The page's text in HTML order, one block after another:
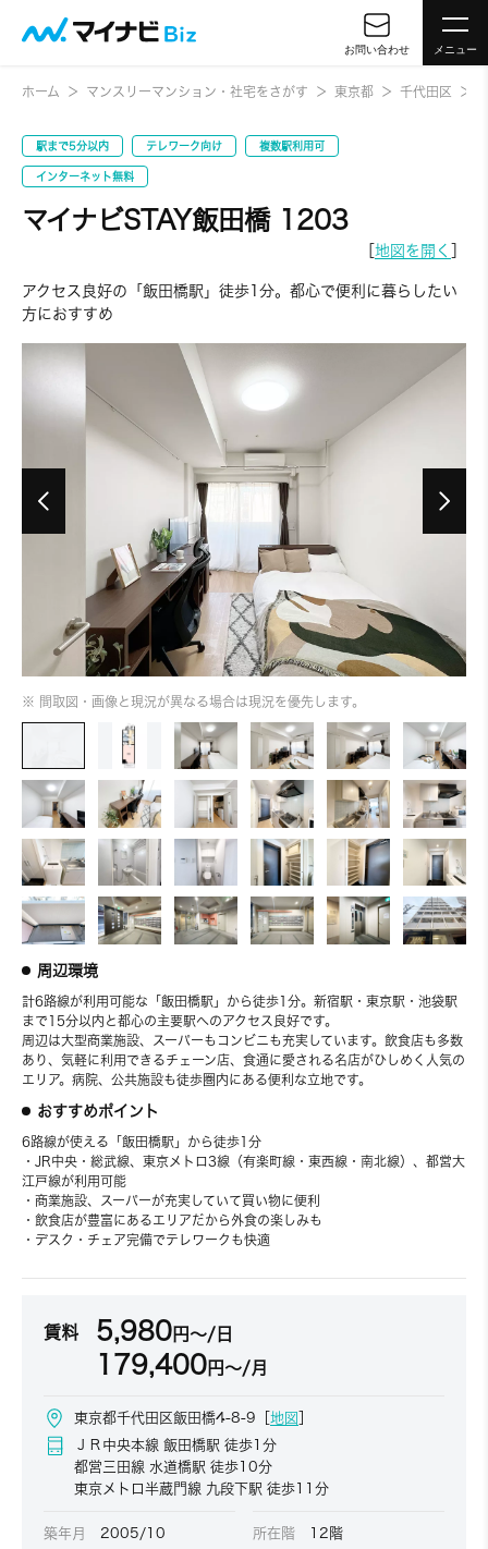
お問い合わせ メニュー
ホーム マンスリーマンション・社宅をさがす 東京都 千代田区
駅まで5分以内 テレワーク向け 複数駅利用可
インターネット無料
マイナビSTAY飯田橋 1203
地図を開く
アクセス良好の「飯田橋駅」徒歩1分。都心で便利に暮らしたい
方におすすめ
※ 間取図・画像と現況が異なる場合は現況を優先します。
周辺環境
計6路線が利用可能な「飯田橋駅」から徒歩1分。新宿駅・東京駅・池袋駅
まで15分以内と都心の主要駅へのアクセス良好です。
周辺は大型商業施設、スーパーもコンビニも充実しています。飲食店も多数
あり、気軽に利用できるチェーン店、食通に愛される名店がひしめく人気の
エリア。病院、公共施設も徒歩圏内にある便利な立地です。
おすすめポイント
6路線が使える「飯田橋駅」から徒歩1分
・JR中央・総武線、東京メトロ3線（有楽町線・東西線・南北線）、都営大
江戸線が利用可能
・商業施設、スーパーが充実していて買い物に便利
・飲食店が豊富にあるエリアだから外食の楽しみも
・デスク・チェア完備でテレワークも快適
賃料 5,980円～/日
179,400円～/月
東京都千代田区飯田橋4-8-9［ 地図
ＪＲ中央本線 飯田橋駅 徒歩1分
都営三田線 水道橋駅 徒歩10分
東京メトロ半蔵門線 九段下駅 徒歩11分
築年月 2005/10 所在階 12階